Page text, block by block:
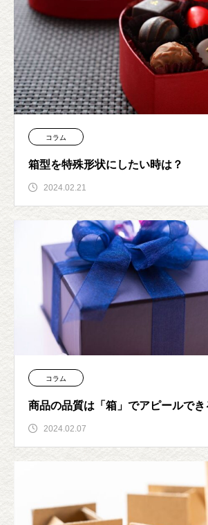
コラム
箱型を特殊形状にしたい時は？
2024.02.21
コラム
商品の品質は「箱」でアピールでき
2024.02.07